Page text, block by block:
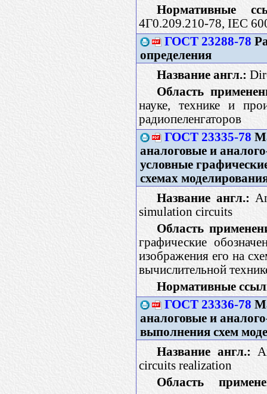
Нормативные
4Г0.209.210-78, IEC
ГОСТ 23288-78
определения
Название англ.:
Область
науке, технике и
радиопеленгаторов
ГОСТ 23335-78
аналоговые и
условные
схемах
Название англ.:
simulation circuits
Область
графические
изображения его на
вычислительной
Нормативные
ГОСТ 23336-78
аналоговые и
выполнения схем
Название англ.:
circuits realization
Область